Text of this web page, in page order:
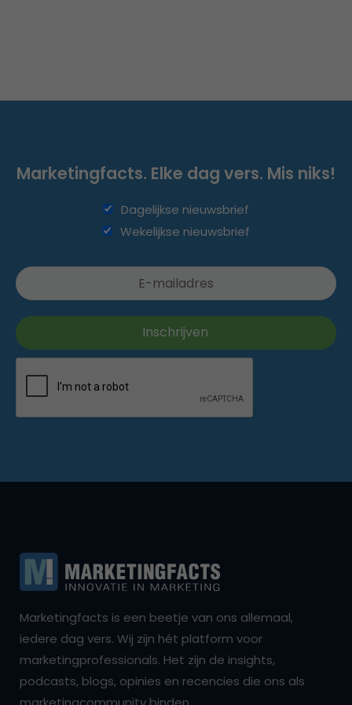
Marketingfacts. Elke dag vers. Mis niks!
Dagelijkse nieuwsbrief
Wekelijkse nieuwsbrief
Marketingfacts is een beetje van ons allemaal,
iedere dag vers. Wij zijn hét platform voor
marketingprofessionals. Het zijn de insights,
podcasts, blogs, opinies en recencies die ons als